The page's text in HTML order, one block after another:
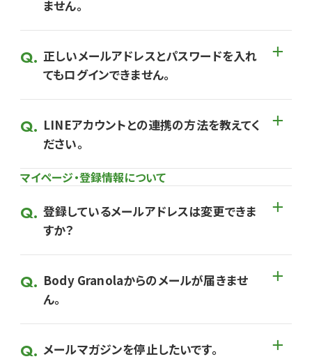
ません。
正しいメールアドレスとパスワードを入れ
てもログインできません。
LINEアカウントとの連携の方法を教えてく
ださい。
マイページ・登録情報について
登録しているメールアドレスは変更できま
すか？
Body Granolaからのメールが届きませ
ん。
メールマガジンを停止したいです。